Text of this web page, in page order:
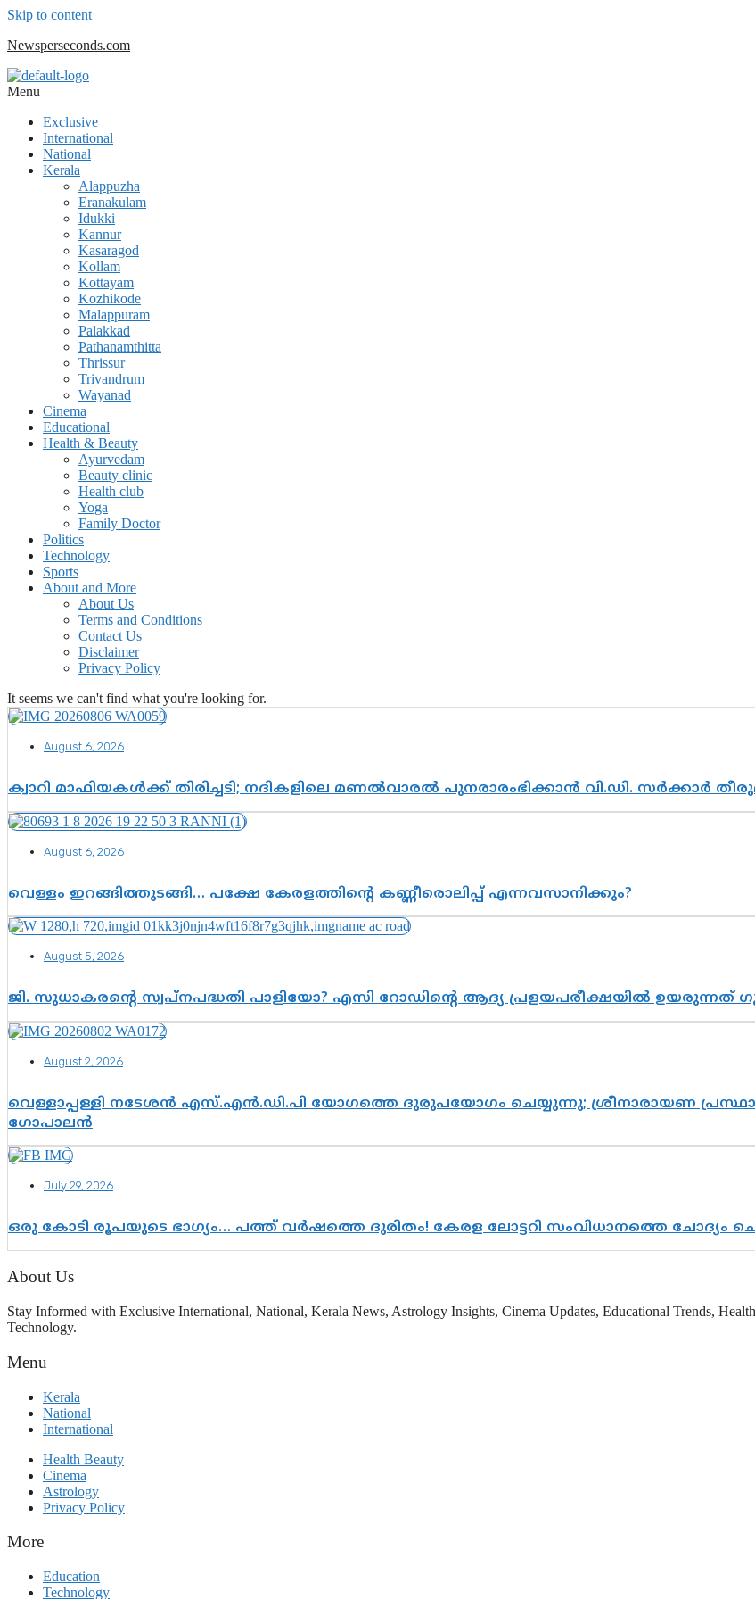
Skip to content
Newsperseconds.com
Menu
Exclusive
International
National
Kerala
Alappuzha
Eranakulam
Idukki
Kannur
Kasaragod
Kollam
Kottayam
Kozhikode
Malappuram
Palakkad
Pathanamthitta
Thrissur
Trivandrum
Wayanad
Cinema
Educational
Health & Beauty
Ayurvedam
Beauty clinic
Health club
Yoga
Family Doctor
Politics
Technology
Sports
About and More
About Us
Terms and Conditions
Contact Us
Disclaimer
Privacy Policy
It seems we can't find what you're looking for.
August 6, 2026
ക്വാറി മാഫിയകൾക്ക് തിരിച്ചടി; നദികളിലെ മണൽവാരൽ പുനരാരംഭിക്കാൻ വി.ഡി. സർക്കാർ
August 6, 2026
വെള്ളം ഇറങ്ങിത്തുടങ്ങി… പക്ഷേ കേരളത്തിന്റെ കണ്ണീരൊലിപ്പ് എന്നവസാനിക്കും?
August 5, 2026
ജി. സുധാകരന്റെ സ്വപ്നപദ്ധതി പാളിയോ? എസി റോഡിന്റെ ആദ്യ പ്രളയപരീക്ഷയിൽ
August 2, 2026
വെള്ളാപ്പള്ളി നടേശൻ എസ്.എൻ.ഡി.പി യോഗത്തെ ദുരുപയോഗം ചെയ്യുന്നു; ശ്രീനാരായണ
ഗോപാലൻ
July 29, 2026
ഒരു കോടി രൂപയുടെ ഭാഗ്യം… പത്ത് വർഷത്തെ ദുരിതം! കേരള ലോട്ടറി സംവിധാനത്തെ ചോദ്യം
About Us
Stay Informed with Exclusive International, National, Kerala News, Astrology Insights, Cinema Updates, Educational Trends,
Technology.
Menu
Kerala
National
International
Health Beauty
Cinema
Astrology
Privacy Policy
More
Education
Technology